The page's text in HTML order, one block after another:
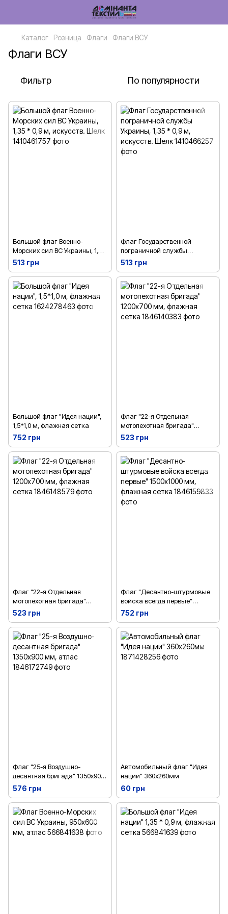
Каталог Розница Флаги Флаги ВСУ
Флаги ВСУ
Фильтр По популярности
Большой флаг Военно-
Морских сил ВС Украины, 1,35
* 0,9 м, искусств. Шелк
513 грн
Флаг Государственной
пограничной службы
Украины, 1,35 * 0,9 м,
искусств. Шелк
513 грн
Большой флаг "Идея нации",
1,5*1,0 м, флажная сетка
752 грн
Флаг "22-я Отдельная
мотопехотная бригада"
1200х700 мм, флажная сетка
523 грн
Флаг "22-я Отдельная
мотопехотная бригада"
1200х700 мм, флажная сетка
523 грн
Флаг "Десантно-штурмовые
войска всегда первые"
1500х1000 мм, флажная сетка
752 грн
Флаг "25-я Воздушно-
десантная бригада" 1350х900
мм, атлас
576 грн
Автомобильный флаг "Идея
нации" 360х260мм
60 грн